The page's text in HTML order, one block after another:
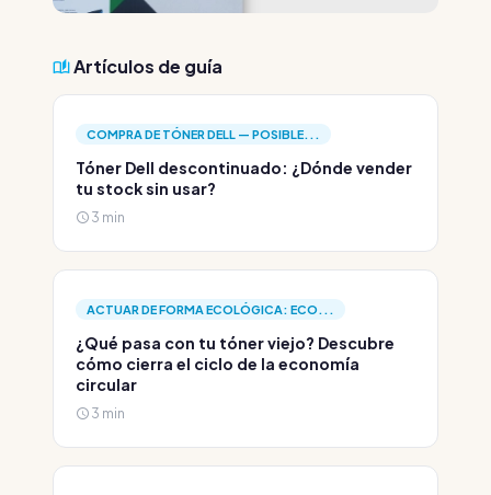
Artículos de guía
COMPRA DE TÓNER DELL — POSIBLE...
Tóner Dell descontinuado: ¿Dónde vender
tu stock sin usar?
3 min
ACTUAR DE FORMA ECOLÓGICA: ECO...
¿Qué pasa con tu tóner viejo? Descubre
cómo cierra el ciclo de la economía
circular
3 min